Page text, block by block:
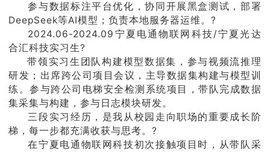
参与数据标注平台优化，协同开展黑盒测试，部署
DeepSeek等AI模型；负责本地服务器运维。?
2024.06-2024.09宁夏电通物联网科技/宁夏光达
合汇科技实习生?
带领实习生团队构建模型数据集，参与视频流推理
研发；出席跨公司项目会议，主导数据集构建与模型训
练。参与跨公司电梯安全检测系统项目，带队完成数据
集采集与构建，参与日志模块研发。
三段实习经历，是我从校园走向职场的重要成长阶
梯，每一步都充满收获与思考。?
在宁夏电通物联网科技初次接触项目时，从带队采